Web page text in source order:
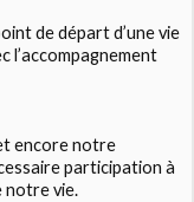
de départ d’une vie
l’accompagnement
encore notre
participation à
notre vie.